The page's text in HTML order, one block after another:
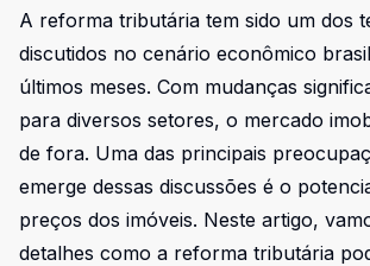
A reforma tributária tem sido um dos
discutidos no cenário econômico
últimos meses. Com mudanças
para diversos setores, o mercado
de fora. Uma das principais
emerge dessas discussões é o
preços dos imóveis. Neste artigo,
detalhes como a reforma tributária